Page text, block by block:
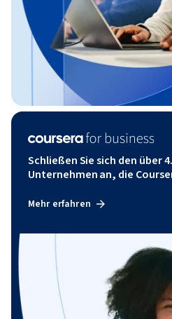
Schließen Sie sich den über
Unternehmen an, die
Mehr erfahren